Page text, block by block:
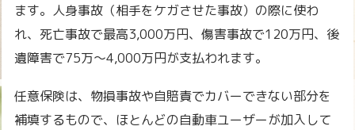
ます。人身事故（相手をケガさせた事故）の際に使わ
れ、死亡事故で最高3,000万円、傷害事故で120万円、後
遺障害で75万〜4,000万円が支払われます。
任意保険は、物損事故や自賠責でカバーできない部分を
補填するもので、ほとんどの自動車ユーザーが加入して